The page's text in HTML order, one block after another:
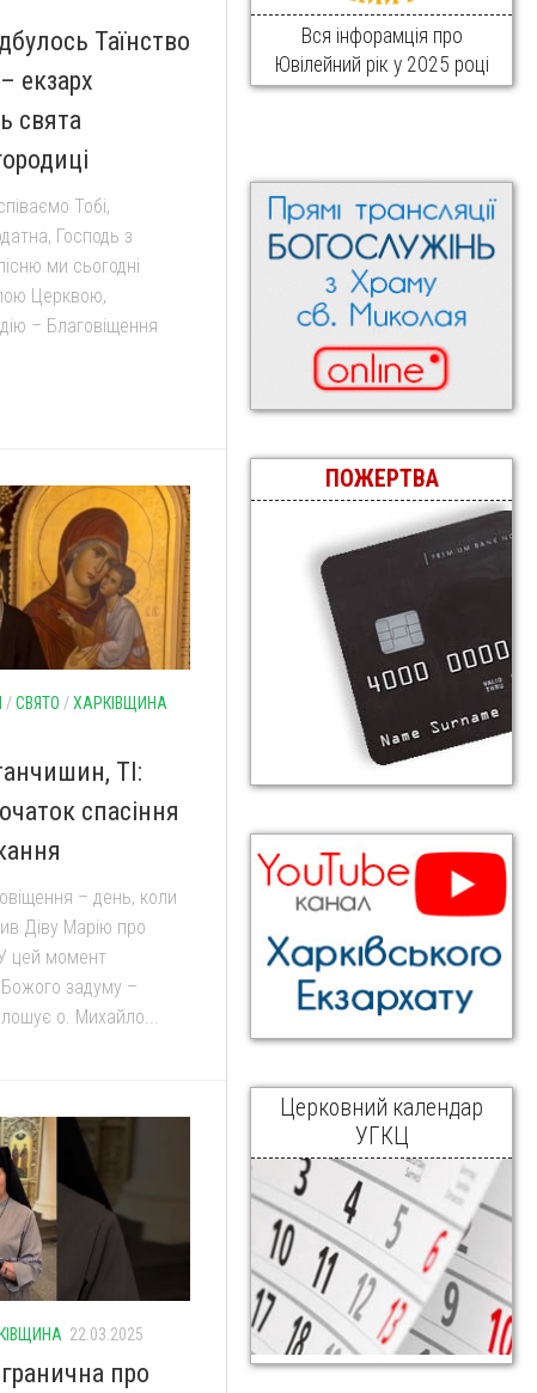
Таїнство
екзарх
свята
Тобі,
Господь з
ми сьогодні
Церквою,
– Благовіщення
/СВЯТО /ХАРКІВЩИНА
ТІ:
спасіння
– день, коли
Діву Марію про
цей момент
задуму –
о. Михайло...
22.03.2025
про
Вся інфорамція про
Ювілейний рік у 2025 році
ПОЖЕРТВА
Церковний календар
УГКЦ